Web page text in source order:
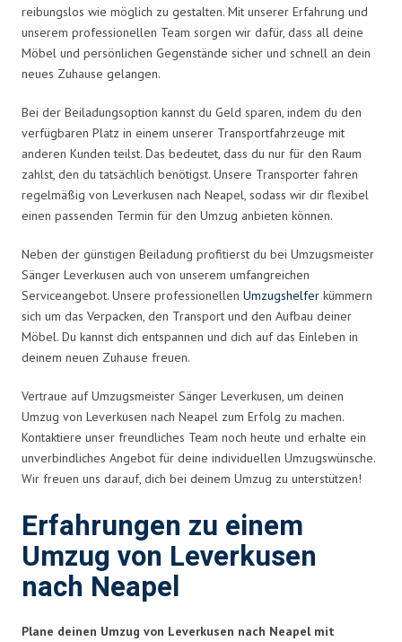
reibungslos wie möglich zu gestalten. Mit unserer Erfahrung und
unserem professionellen Team sorgen wir dafür, dass all deine
Möbel und persönlichen Gegenstände sicher und schnell an dein
neues Zuhause gelangen.
Bei der Beiladungsoption kannst du Geld sparen, indem du den
verfügbaren Platz in einem unserer Transportfahrzeuge mit
anderen Kunden teilst. Das bedeutet, dass du nur für den Raum
zahlst, den du tatsächlich benötigst. Unsere Transporter fahren
regelmäßig von Leverkusen nach Neapel, sodass wir dir flexibel
einen passenden Termin für den Umzug anbieten können.
Neben der günstigen Beiladung profitierst du bei Umzugsmeister
Sänger Leverkusen auch von unserem umfangreichen
Serviceangebot. Unsere professionellen Umzugshelfer kümmern
sich um das Verpacken, den Transport und den Aufbau deiner
Möbel. Du kannst dich entspannen und dich auf das Einleben in
deinem neuen Zuhause freuen.
Vertraue auf Umzugsmeister Sänger Leverkusen, um deinen
Umzug von Leverkusen nach Neapel zum Erfolg zu machen.
Kontaktiere unser freundliches Team noch heute und erhalte ein
unverbindliches Angebot für deine individuellen Umzugswünsche.
Wir freuen uns darauf, dich bei deinem Umzug zu unterstützen!
Erfahrungen zu einem
Umzug von Leverkusen
nach Neapel
Plane deinen Umzug von Leverkusen nach Neapel mit